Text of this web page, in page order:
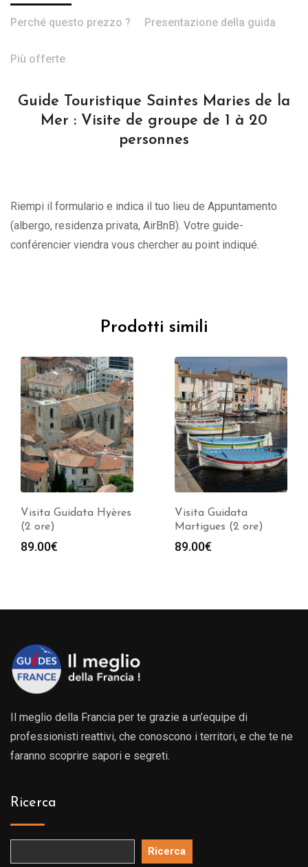
Perché questo prezzo ? Presentazione della guida
Più offerte
Guide Touristique Saintes Maries de la
Mer : Visite de groupe de 1 à 20
personnes
Riempi il formulario e indica il tuo lieu de Appuntamento
(albergo, residenza privata, AirBnB). Votre guide-
conférencier viendra vous chercher au point indiqué.
Prodotti simili
Visita Guidata Hyères
(2 ore)
89.00€
Visita Guidata
Martigues (2 ore)
89.00€
Il meglio della Francia per te grazie a un’equipe di
professionisti reattivi, che conoscono i territori, e che te ne
faranno scoprire sapori e segreti.
Ricerca
Ricerca